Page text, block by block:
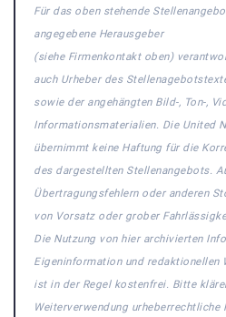
Für das oben stehende
angegebene Herausgeber
(siehe Firmenkontakt oben)
auch Urheber des
sowie der angehängten Bild-, Ton-,
Informationsmaterialien. Die United
übernimmt keine Haftung für die
des dargestellten Stellenangebots.
Übertragungsfehlern oder anderen
von Vorsatz oder grober
Die Nutzung von hier archivierten
Eigeninformation und redaktionellen
ist in der Regel kostenfrei. Bitte
Weiterverwendung urheberrechtliche